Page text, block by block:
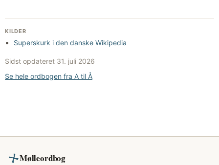
KILDER
Superskurk i den danske Wikipedia
Sidst opdateret 31. juli 2026
Se hele ordbogen fra A til Å
Mølleordbog